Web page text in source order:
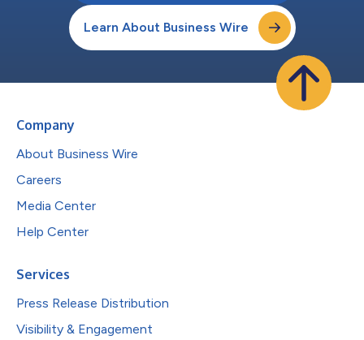
Learn About Business Wire
Company
About Business Wire
Careers
Media Center
Help Center
Services
Press Release Distribution
Visibility & Engagement